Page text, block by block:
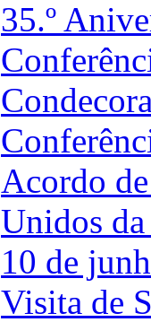
35.º
Acordo
Unidos
10 de
Visita de